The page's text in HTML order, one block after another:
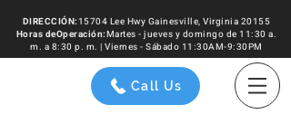
DIRECCIÓN:15704 Lee Hwy Gainesville, Virginia 20155
Horas deOperación:Martes - jueves y domingo de 11:30 a.
m. a 8:30 p. m. | Viernes - Sábado 11:30AM-9:30PM
Call Us